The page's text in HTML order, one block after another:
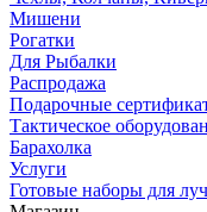
Мишени
Рогатки
Для Рыбалки
Распродажа
Подарочные
Тактическое
Барахолка
Услуги
Готовые наборы для